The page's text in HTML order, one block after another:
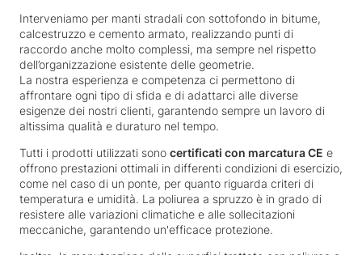
Interveniamo per manti stradali con sottofondo in bitume,
calcestruzzo e cemento armato, realizzando punti di
raccordo anche molto complessi, ma sempre nel rispetto
dell’organizzazione esistente delle geometrie.
La nostra esperienza e competenza ci permettono di
affrontare ogni tipo di sfida e di adattarci alle diverse
esigenze dei nostri clienti, garantendo sempre un lavoro di
altissima qualità e duraturo nel tempo.
Tutti i prodotti utilizzati sono certificati con marcatura CE e
offrono prestazioni ottimali in differenti condizioni di esercizio,
come nel caso di un ponte, per quanto riguarda criteri di
temperatura e umidità. La poliurea a spruzzo è in grado di
resistere alle variazioni climatiche e alle sollecitazioni
meccaniche, garantendo un'efficace protezione.